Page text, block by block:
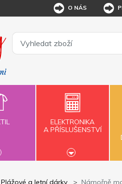
O NÁS
ELEKTRONIKA
A PŘÍSLUŠENSTVÍ
Plážové a letní dárky Námořně